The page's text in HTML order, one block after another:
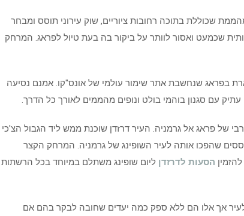
שכוללת בתוכה רחובות ציוריים, שוק עירוני תוסס ומבחר
שכמעט ואסור לוותר על ביקור בה בעת טיול לפראג. המרחק
בפראג שנחשבת אתר שימור עולמי של אונס"קו. אמנם נסיעה
עם סגנון בוהמי בולט ונופים מהממים לאורך כל הדרך.
של פראג אל גרמניה. העיר דרזדן שוכנת ממש ליד הגבול הצ'כי
שהפכו אותה לעיר השופינג של גרמניה. המרחק הקצר
הסעות לדרזדן ליום שופינג משתלם במיוחד בכל הרשתות
לעיר אך אלו הם ללא ספק כמה יעדים שחובה לבקר בהם אם